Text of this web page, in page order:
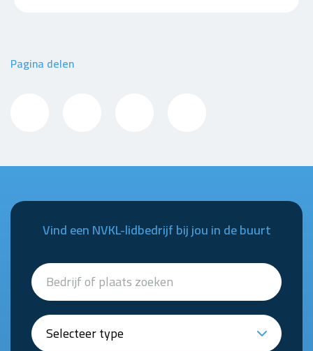
Pagina delen
Vind een NVKL-lidbedrijf bij jou in de buurt